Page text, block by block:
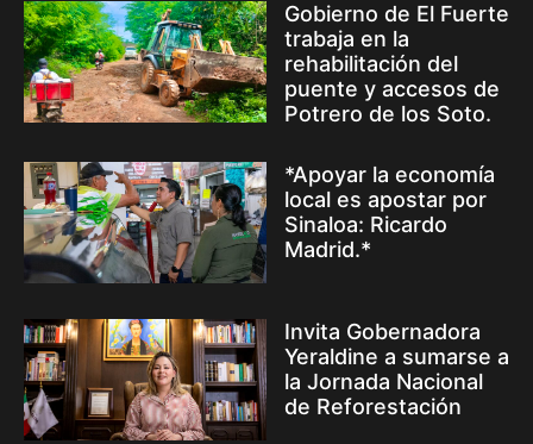
Gobierno de El Fuerte
trabaja en la
rehabilitación del
puente y accesos de
Potrero de los Soto.
*Apoyar la economía
local es apostar por
Sinaloa: Ricardo
Madrid.*
Invita Gobernadora
Yeraldine a sumarse a
la Jornada Nacional
de Reforestación